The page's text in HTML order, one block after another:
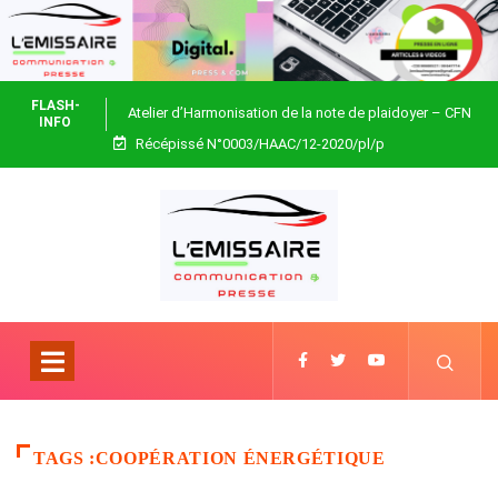
FLASH-
INFO
Atelier d’Harmonisation de la note de plaidoyer – CFN
Togo
Récépissé N°0003/HAAC/12-2020/pl/p
TAGS :COOPÉRATION ÉNERGÉTIQUE